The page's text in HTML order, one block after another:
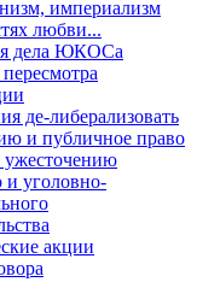
империализм
любви...
дела ЮКОСа
де-либерализовать
и публичное право
и уголовно-
акции